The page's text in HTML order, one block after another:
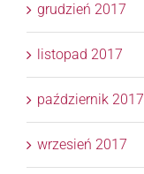
grudzień 2017
listopad 2017
październik 2017
wrzesień 2017